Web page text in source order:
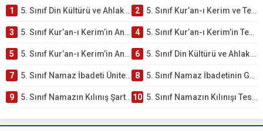
1 5. Sınıf Din Kültürü ve Ahlak Bilgisi 2. Ünite: Kur’an-ı Kerim Çalışmaları 2 5. Sınıf Kur’an-ı Kerim ve Temel Özellikleri Testi – Online Çöz
3 5. Sınıf Kur’an-ı Kerim’in Ana Konuları Testi – Online Çöz 4 5. Sınıf Kur’an-ı Kerim’in Temel Özellikleri ve Önemi Testi – Online Çöz
5 5. Sınıf Kur’an-ı Kerim’in Anlamı ve Önemi Testi – Online Çöz 6 5. Sınıf Din Kültürü ve Ahlak Bilgisi 2. Ünite: Namaz İbadeti Çalışmaları
7 5. Sınıf Namaz İbadeti Ünite Testi – Online Çöz 8 5. Sınıf Namaz İbadetinin Getirdiği Faydalar Testi
9 5. Sınıf Namazın Kılınış Şartları Testi 10 5. Sınıf Namazın Kılınışı Testi – Online Çöz